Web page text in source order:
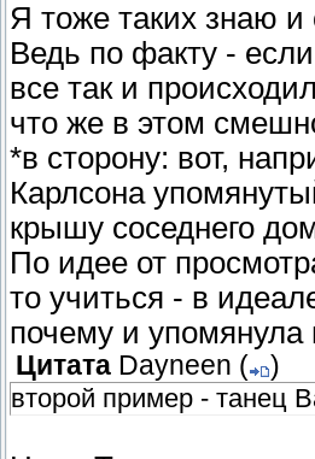
Я тоже таких знаю
Ведь по факту -
все так и
что же в этом
*в сторону: вот,
Карлсона
крышу соседнего
По идее от
то учиться - в
почему и упомянула
Цитата Dayneen (
)
второй пример - танец